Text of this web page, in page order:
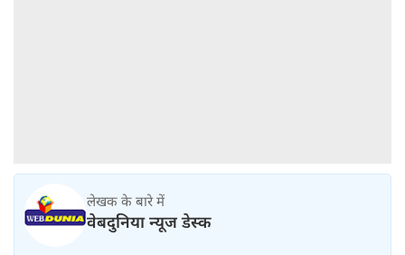
लेखक के बारे में
वेबदुनिया न्यूज डेस्क